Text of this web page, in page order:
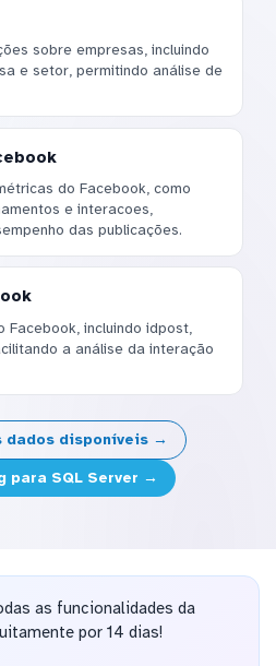
sobre empresas, incluindo
e setor, permitindo análise de
do Facebook, como
e interacoes,
das publicações.
Facebook, incluindo idpost,
a análise da interação
dados disponíveis →
para SQL Server →
as funcionalidades da
por 14 dias!